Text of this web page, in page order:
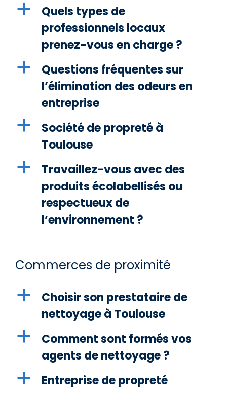
a
Quels types de
professionnels locaux
prenez-vous en charge ?
a
Questions fréquentes sur
l’élimination des odeurs en
entreprise
a
Société de propreté à
Toulouse
a
Travaillez-vous avec des
produits écolabellisés ou
respectueux de
l’environnement ?
Commerces de proximité
a
Choisir son prestataire de
nettoyage à Toulouse
a
Comment sont formés vos
agents de nettoyage ?
a Entreprise de propreté